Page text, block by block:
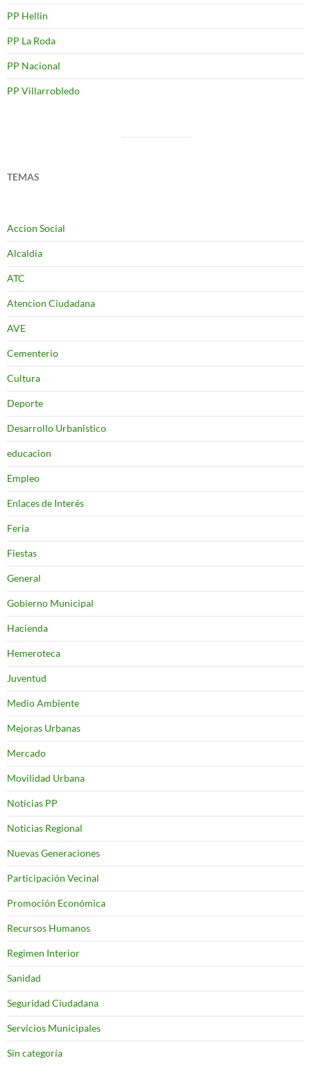
PP Hellin
PP La Roda
PP Nacional
PP Villarrobledo
TEMAS
Accion Social
Alcaldia
ATC
Atencion Ciudadana
AVE
Cementerio
Cultura
Deporte
Desarrollo Urbanistico
educacion
Empleo
Enlaces de Interés
Feria
Fiestas
General
Gobierno Municipal
Hacienda
Hemeroteca
Juventud
Medio Ambiente
Mejoras Urbanas
Mercado
Movilidad Urbana
Noticias PP
Noticias Regional
Nuevas Generaciones
Participación Vecinal
Promoción Económica
Recursos Humanos
Regimen Interior
Sanidad
Seguridad Ciudadana
Servicios Municipales
Sin categoría